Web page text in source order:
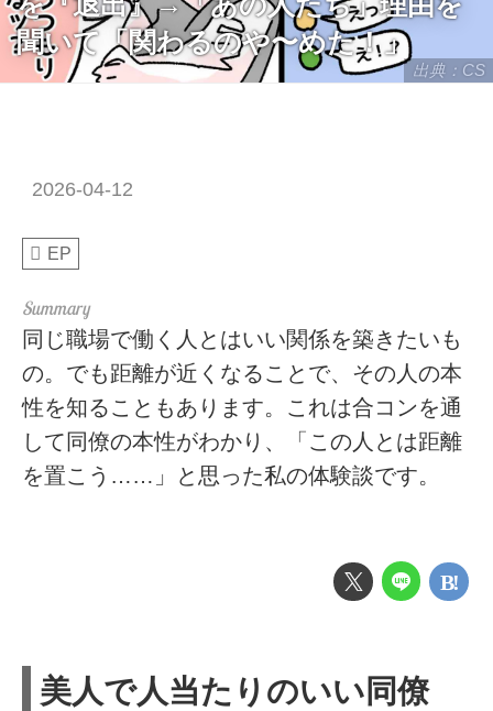
出典：CS
聞いて「関わるのや〜めた！」
2026-04-12
EP
同じ職場で働く人とはいい関係を築きたいも
の。でも距離が近くなることで、その人の本
性を知ることもあります。これは合コンを通
して同僚の本性がわかり、「この人とは距離
を置こう……」と思った私の体験談です。
美人で人当たりのいい同僚